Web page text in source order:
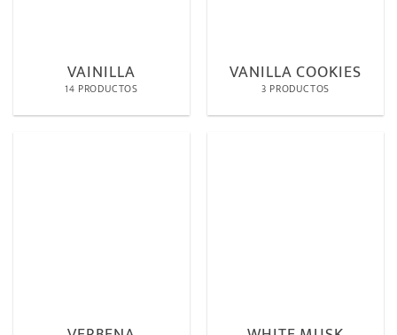
VAINILLA
14 PRODUCTOS
VANILLA COOKIES
3 PRODUCTOS